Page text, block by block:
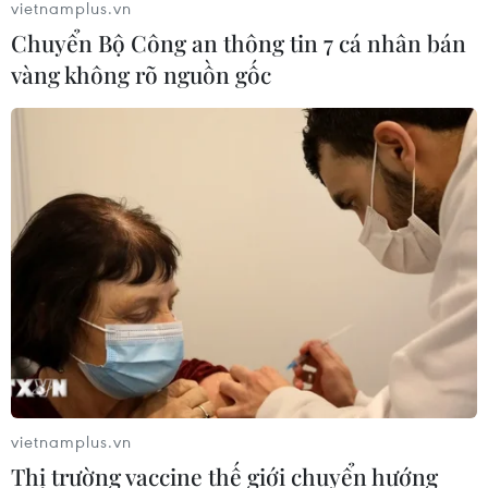
Đâm dao ở trung tâm London, một
nữ nghi phạm bị bắt giữ
05/08/2026 15:07
Nhiều chuyến bay tại Đức chuyển
hướng do vật thể bay gần đường
băng
05/08/2026 10:54
Dự luật trừng phạt Nga của
Mỹ có thể khiến châu Âu chịu tác
động ngược
05/08/2026 04:58
vietnamplus.vn
Chuyển Bộ Công an thông tin 7 cá nhân bán
vàng không rõ nguồn gốc
vietnamplus.vn
Thị trường vaccine thế giới chuyển hướng